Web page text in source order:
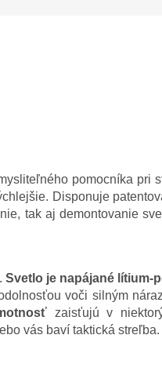
pomocníka pri
Disponuje
tak aj demontovanie
Svetlo je napájané lítium-
voči silným
zaisťujú v
vás baví taktická streľba.